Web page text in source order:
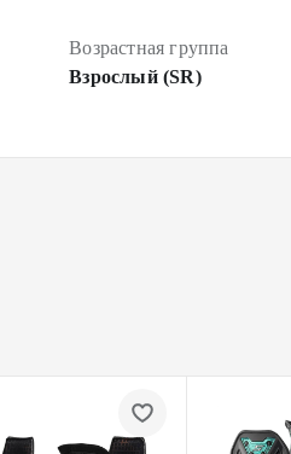
Возрастная группа
Взрослый (SR)